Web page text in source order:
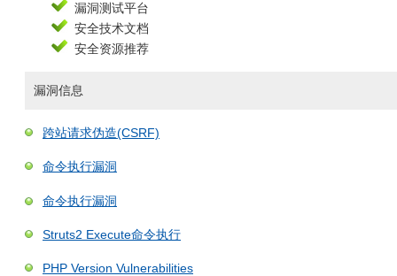
漏洞测试平台
安全技术文档
安全资源推荐
漏洞信息
跨站请求伪造(CSRF)
命令执行漏洞
命令执行漏洞
Struts2 Execute命令执行
PHP Version Vulnerabilities